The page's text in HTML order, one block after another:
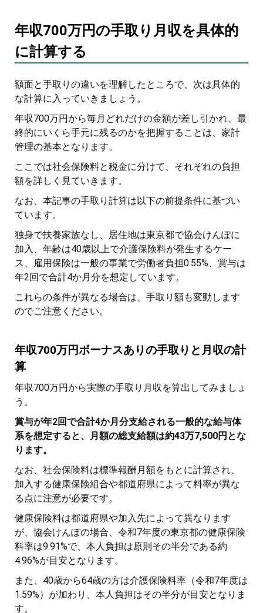
年収700万円の手取り月収を具体的
に計算する
額面と手取りの違いを理解したところで、次は具体的
な計算に入っていきましょう。
年収700万円から毎月どれだけの金額が差し引かれ、最
終的にいくら手元に残るのかを把握することは、家計
管理の基本となります。
ここでは社会保険料と税金に分けて、それぞれの負担
額を詳しく見ていきます。
なお、本記事の手取り計算は以下の前提条件に基づい
ています。
独身で扶養家族なし、居住地は東京都で協会けんぽに
加入、年齢は40歳以上で介護保険料が発生するケー
ス、雇用保険は一般の事業で労働者負担0.55%、賞与は
年2回で合計4か月分を想定しています。
これらの条件が異なる場合は、手取り額も変動します
のでご注意ください。
年収700万円ボーナスありの手取りと月収の計
算
年収700万円から実際の手取り月収を算出してみましょ
う。
賞与が年2回で合計4か月分支給される一般的な給与体
系を想定すると、月額の総支給額は約43万7,500円とな
ります。
なお、社会保険料は標準報酬月額をもとに計算され、
加入する健康保険組合や都道府県によって料率が異な
る点に注意が必要です。
健康保険料は都道府県や加入先によって異なります
が、協会けんぽの場合、令和7年度の東京都の健康保険
料率は9.91%で、本人負担は原則その半分である約
4.96%が目安となります。
また、40歳から64歳の方は介護保険料率（令和7年度は
1.59%）が加わり、本人負担はその半分が目安となりま
す。